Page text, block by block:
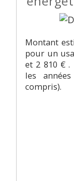
Montant
pour un
et 2 810 € .
les
compris).